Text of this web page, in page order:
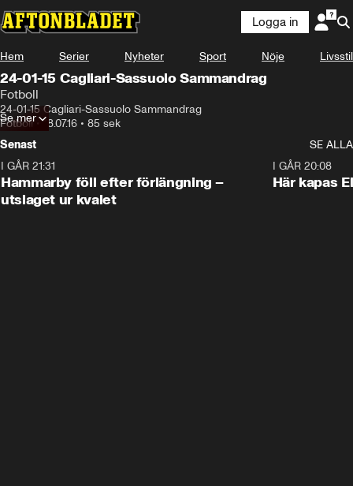
Logga in
Hem Serier Nyheter Sport Nöje Livsstil
24-01-15 Cagliari-Sassuolo Sammandrag
Fotboll
24-01-15 Cagliari-Sassuolo Sammandrag
Fotboll•18.07.16 • 85 sek
Se mer
Senast
SE ALLA
I GÅR 21:31
Hammarby föll efter förlängning –
utslaget ur kvalet
I GÅR 20:08
Här kapas